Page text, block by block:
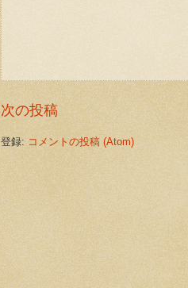
次の投稿
登録: コメントの投稿 (Atom)